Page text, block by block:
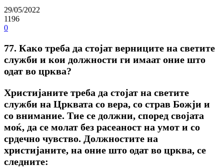
29/05/2022
1196
0
77. Како треба да стојат верниците на светите
служби и кои должности ги имаат оние што
одат во црква?
Христијаните треба да стојат на светите
служби на Црквата co вера, co страв Божји и
co внимание. Тие се должни, според својата
моќ, да се молат без расеаност на умот и co
срдечно чувство. Должностите на
христијаните, на оние што одат во црква, се
следните: